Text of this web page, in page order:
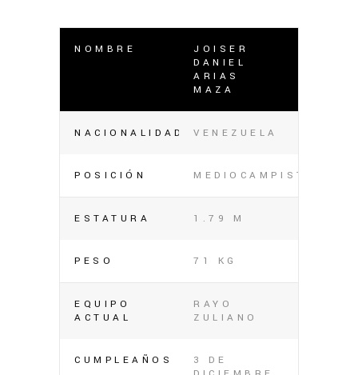
NOMBRE
JOISER
DANIEL
ARIAS
MAZA
NACIONALIDAD VENEZUELA
POSICIÓN MEDIOCAMPISTA
ESTATURA 1.79 M
PESO 71 KG
EQUIPO
ACTUAL
RAYO
ZULIANO
CUMPLEAÑOS
3 DE